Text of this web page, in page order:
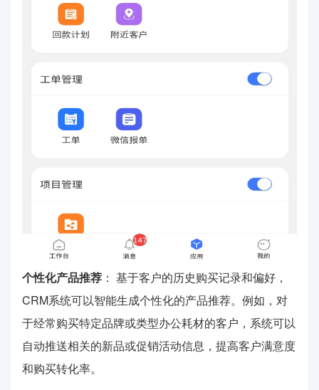
个性化产品推荐 ： 基于客户的历史购买记录和偏好，
CRM系统可以智能生成个性化的产品推荐。例如，对
于经常购买特定品牌或类型办公耗材的客户，系统可以
自动推送相关的新品或促销活动信息，提高客户满意度
和购买转化率。